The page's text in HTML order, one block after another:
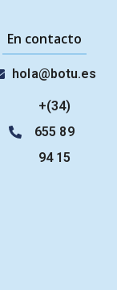
En contacto
hola@botu.es
+(34)
655 89
94 15